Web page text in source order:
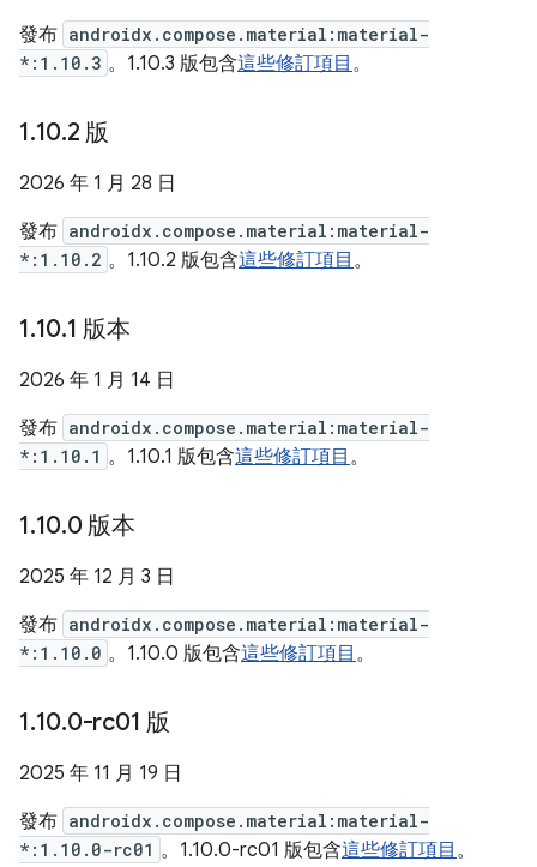
發布 androidx.compose.material:material-
*:1.10.3 。1.10.3 版包含這些修訂項目 。
1.10.2 版
2026 年 1 月 28 日
發布 androidx.compose.material:material-
*:1.10.2 。1.10.2 版包含這些修訂項目 。
1.10.1 版本
2026 年 1 月 14 日
發布 androidx.compose.material:material-
*:1.10.1 。1.10.1 版包含這些修訂項目 。
1.10.0 版本
2025 年 12 月 3 日
發布 androidx.compose.material:material-
*:1.10.0 。1.10.0 版包含這些修訂項目 。
1.10.0-rc01 版
2025 年 11 月 19 日
發布 androidx.compose.material:material-
*:1.10.0-rc01 。1.10.0-rc01 版包含這些修訂項目 。